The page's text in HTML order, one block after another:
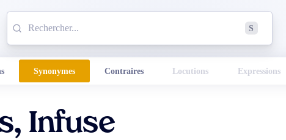
S
Synonymes Contraires Locutions Expressions
Infuse